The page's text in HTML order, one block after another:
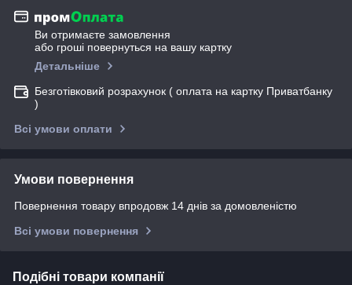
Ви отримаєте замовлення
або гроші повернуться на вашу картку
Детальніше
Безготівковий розрахунок ( оплата на картку Приватбанку
)
Всі умови оплати
Умови повернення
Повернення товару впродовж 14 днів за домовленістю
Всі умови повернення
Подібні товари компанії